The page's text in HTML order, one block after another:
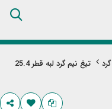
تیغ نیم گرد لبه قطر 25.4